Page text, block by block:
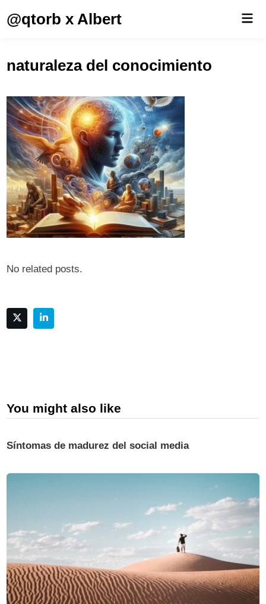
@qtorb x Albert
naturaleza del conocimiento
No related posts.
You might also like
Síntomas de madurez del social media